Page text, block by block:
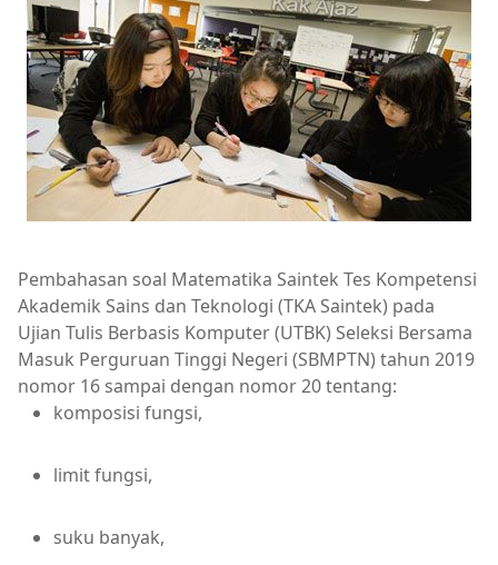
Pembahasan soal Matematika Saintek Tes Kompetensi
Akademik Sains dan Teknologi (TKA Saintek) pada
Ujian Tulis Berbasis Komputer (UTBK) Seleksi Bersama
Masuk Perguruan Tinggi Negeri (SBMPTN) tahun 2019
nomor 16 sampai dengan nomor 20 tentang:
komposisi fungsi,
limit fungsi,
suku banyak,